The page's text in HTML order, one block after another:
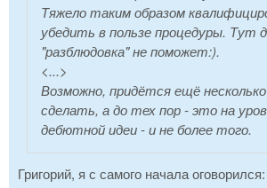
Тяжело таким образом
убедить в пользе процедуры. Тут
"разблюдовка" не поможет:).
<...>
Возможно, придётся ещё
сделать, а до тех пор - это на
дебютной идеи - и не более того.
Григорий, я с самого начала оговорился: